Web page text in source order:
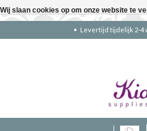
Wij slaan cookies op om onze website te